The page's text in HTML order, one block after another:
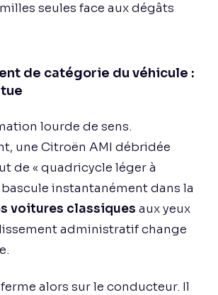
seules face aux dégâts
de catégorie du véhicule :
lourde de sens.
une Citroën AMI débridée
de « quadricycle léger à
bascule instantanément dans la
voitures classiques aux yeux
administratif change
alors sur le conducteur. Il